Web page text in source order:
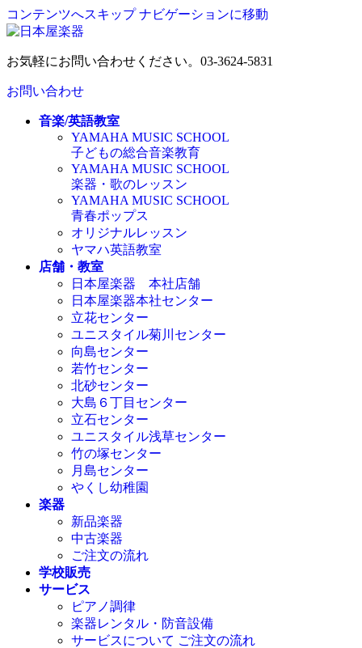
コンテンツへスキップ ナビゲーションに移動
お気軽にお問い合わせください。 03-3624-5831
お問い合わせ
音楽/英語教室
YAMAHA MUSIC SCHOOL
子どもの総合音楽教育
YAMAHA MUSIC SCHOOL
楽器・歌のレッスン
YAMAHA MUSIC SCHOOL
青春ポップス
オリジナルレッスン
ヤマハ英語教室
店舗・教室
日本屋楽器 本社店舗
日本屋楽器本社センター
立花センター
ユニスタイル菊川センター
向島センター
若竹センター
北砂センター
大島６丁目センター
立石センター
ユニスタイル浅草センター
竹の塚センター
月島センター
やくし幼稚園
楽器
新品楽器
中古楽器
ご注文の流れ
学校販売
サービス
ピアノ調律
楽器レンタル・防音設備
サービスについて ご注文の流れ